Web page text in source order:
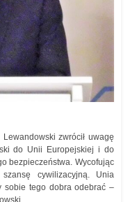
zwrócił uwagę
do Unii Europejskiej i do
bezpieczeństwa. Wycofując
cywilizacyjną. Unia
sobie tego dobra odebrać –